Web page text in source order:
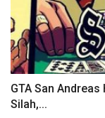
GTA San
Silah,...